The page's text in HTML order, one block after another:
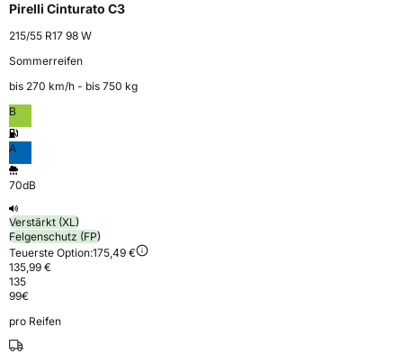
Pirelli Cinturato C3
215/55 R17 98 W
Sommerreifen
bis 270 km⁠/⁠h - bis 750 kg
B
A
70dB
Verstärkt (XL)
Felgenschutz (FP)
Teuerste Option:175,49 €
135,99 €
135
99€
pro Reifen